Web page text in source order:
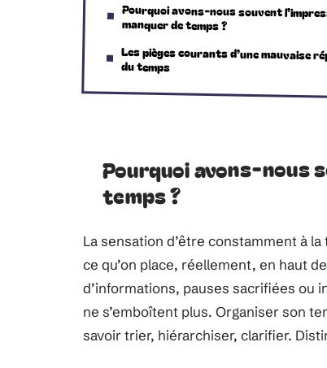
Pourquoi avons-nous souvent
manquer de temps ?
Les pièges courants d’une mauvaise
du temps
Pourquoi avons-nous
temps ?
La sensation d’être constamment à
ce qu’on place, réellement, en haut
d’informations, pauses sacrifiées ou
ne s’emboîtent plus. Organiser son
savoir trier, hiérarchiser, clarifier.